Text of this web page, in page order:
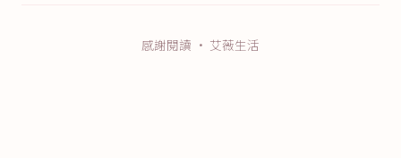
感謝閱讀 · 艾薇生活